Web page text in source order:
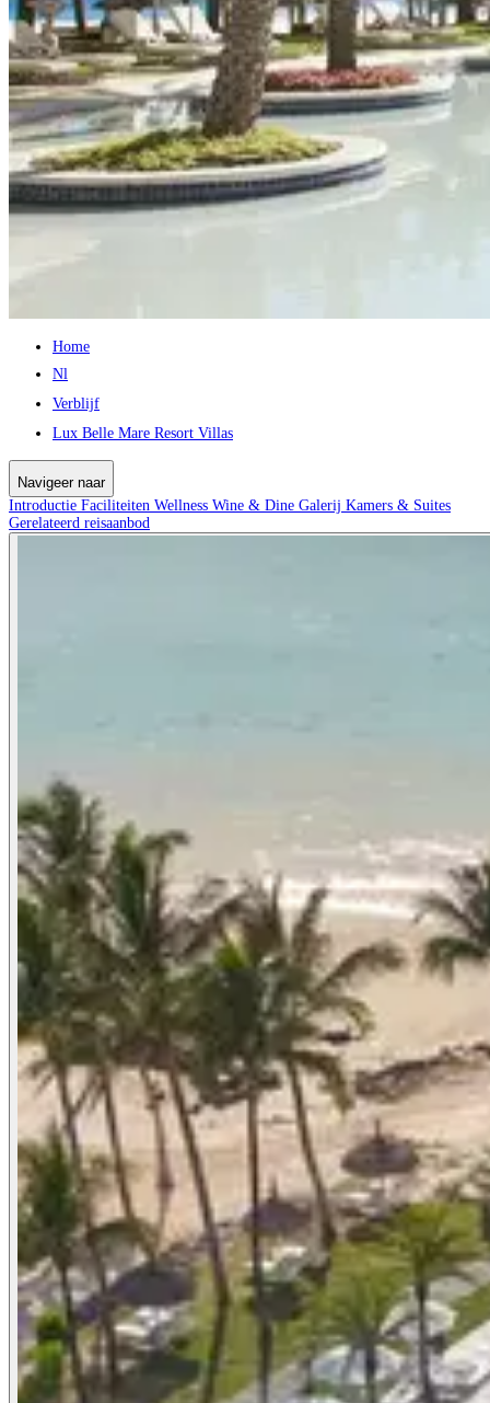
Home
Nl
Verblijf
Lux Belle Mare Resort Villas
Navigeer naar
Introductie Faciliteiten Wellness Wine & Dine Galerij Kamers & Suites
Gerelateerd reisaanbod